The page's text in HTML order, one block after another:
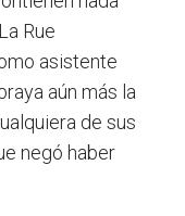
Rue
asistente
aún más la
de sus
negó haber